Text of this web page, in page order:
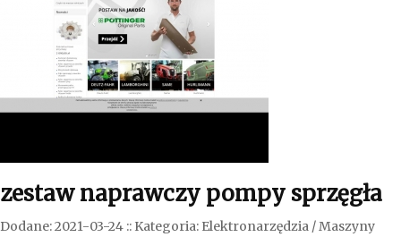
zestaw naprawczy pompy sprzęgła
Dodane: 2021-03-24 :: Kategoria: Elektronarzędzia / Maszyny